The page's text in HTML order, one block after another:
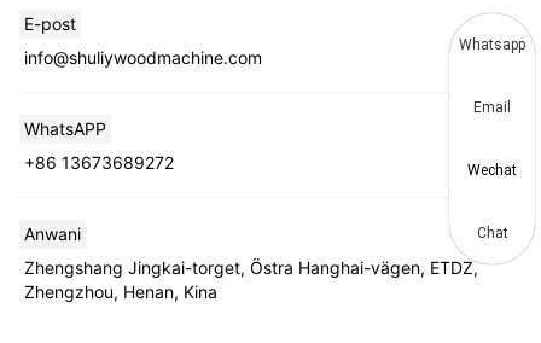
E-post
info@shuliywoodmachine.com
WhatsAPP
+86 13673689272
Anwani
Zhengshang Jingkai-torget, Östra Hanghai-vägen, ETDZ,
Zhengzhou, Henan, Kina
Whatsapp
Email
Wechat
Chat